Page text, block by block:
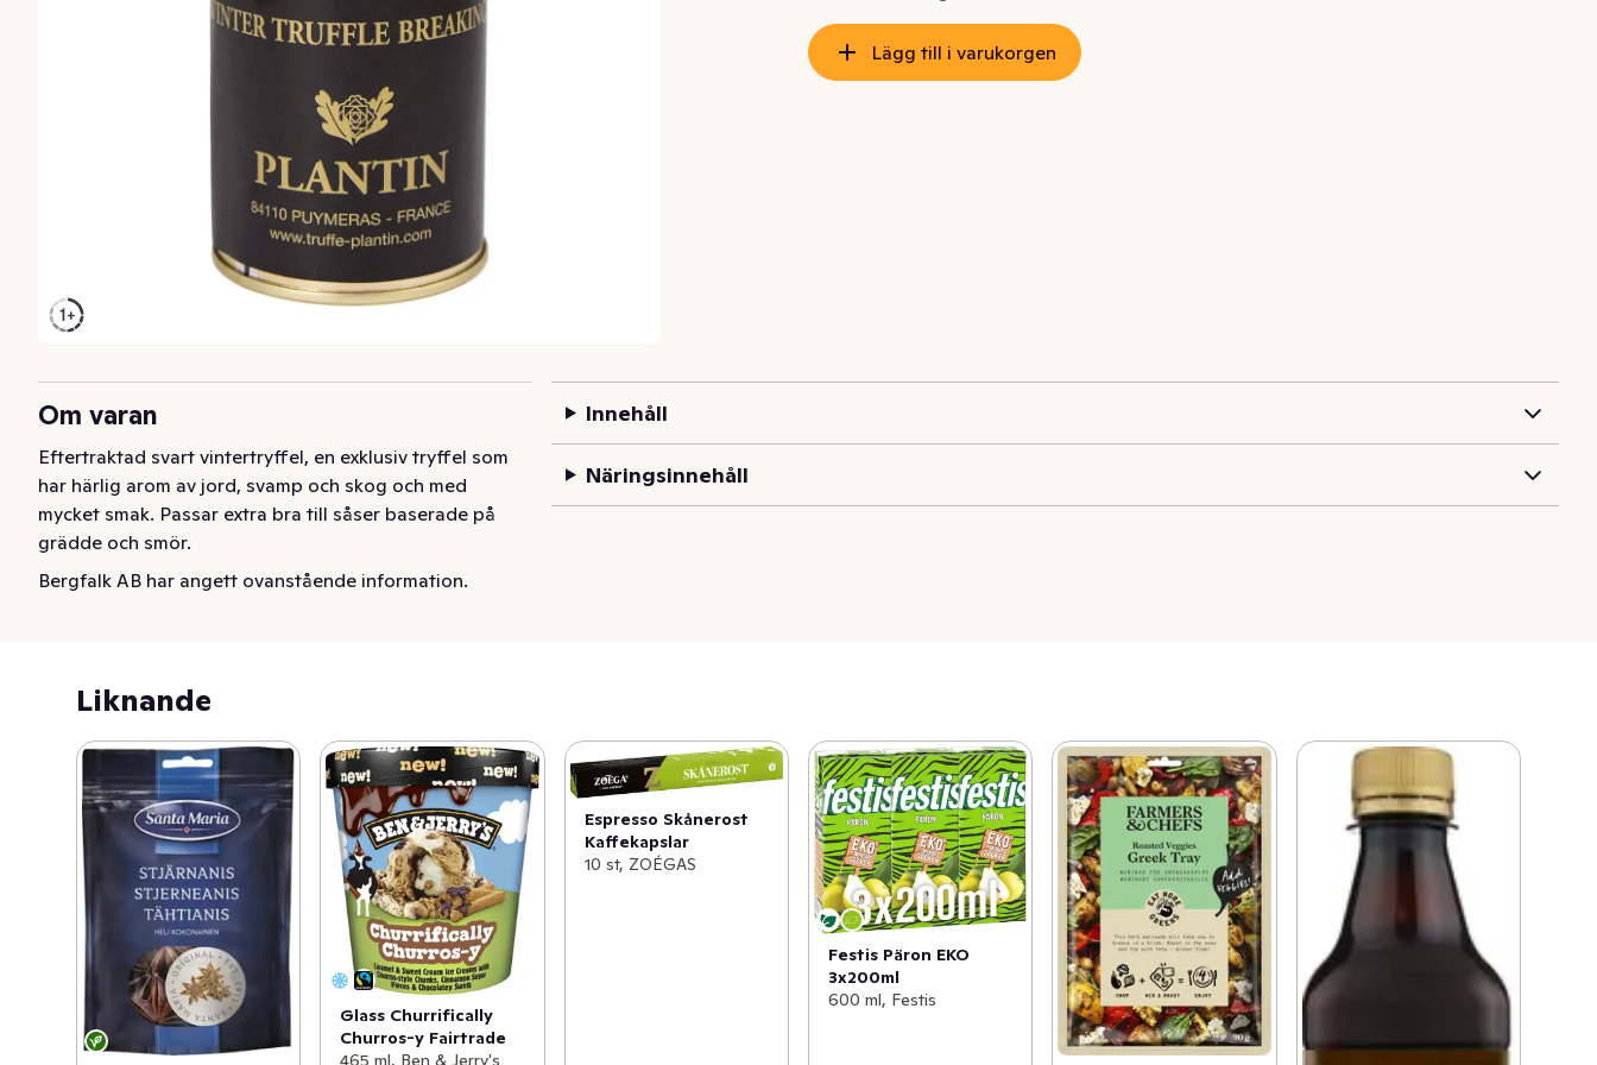
Lägg till i varukorgen
Om varan
Eftertraktad svart vintertryffel, en exklusiv tryffel som
har härlig arom av jord, svamp och skog och med
mycket smak. Passar extra bra till såser baserade på
grädde och smör.
Bergfalk AB har angett ovanstående information.
Innehåll
Näringsinnehåll
Liknande
Glass Churrifically
Churros-y Fairtrade
465 ml, Ben & Jerry's
Espresso Skånerost
Kaffekapslar
10 st, ZOÉGAS
Festis Päron EKO
3x200ml
600 ml, Festis